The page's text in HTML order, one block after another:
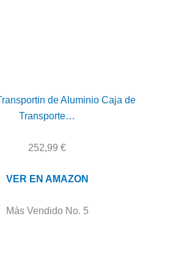
de Aluminio Caja de
Transporte…
252,99 €
VER EN AMAZON
Más Vendido No. 5